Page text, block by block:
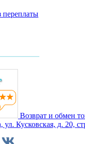
переплаты
Возврат и обмен
ул. Кусковская, д. 20,